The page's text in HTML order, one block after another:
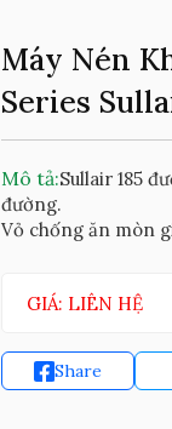
Máy Nén
Series
Mô tả:Sullair 185
đường.
Vỏ chống ăn mòn
GIÁ: LIÊN HỆ
Share